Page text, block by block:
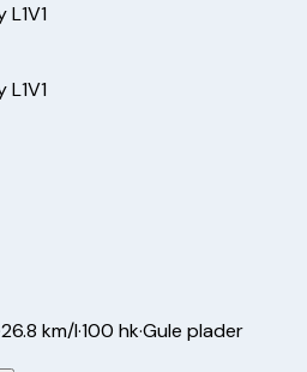
L1V1
L1V1
26.8 km/l·100 hk·Gule plader